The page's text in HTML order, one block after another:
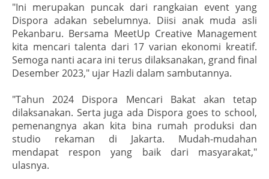
"Ini merupakan puncak dari rangkaian event yang
Dispora adakan sebelumnya. Diisi anak muda asli
Pekanbaru. Bersama MeetUp Creative Management
kita mencari talenta dari 17 varian ekonomi kreatif.
Semoga nanti acara ini terus dilaksanakan, grand final
Desember 2023," ujar Hazli dalam sambutannya.
"Tahun 2024 Dispora Mencari Bakat akan tetap
dilaksanakan. Serta juga ada Dispora goes to school,
pemenangnya akan kita bina rumah produksi dan
studio rekaman di Jakarta. Mudah-mudahan
mendapat respon yang baik dari masyarakat,"
ulasnya.